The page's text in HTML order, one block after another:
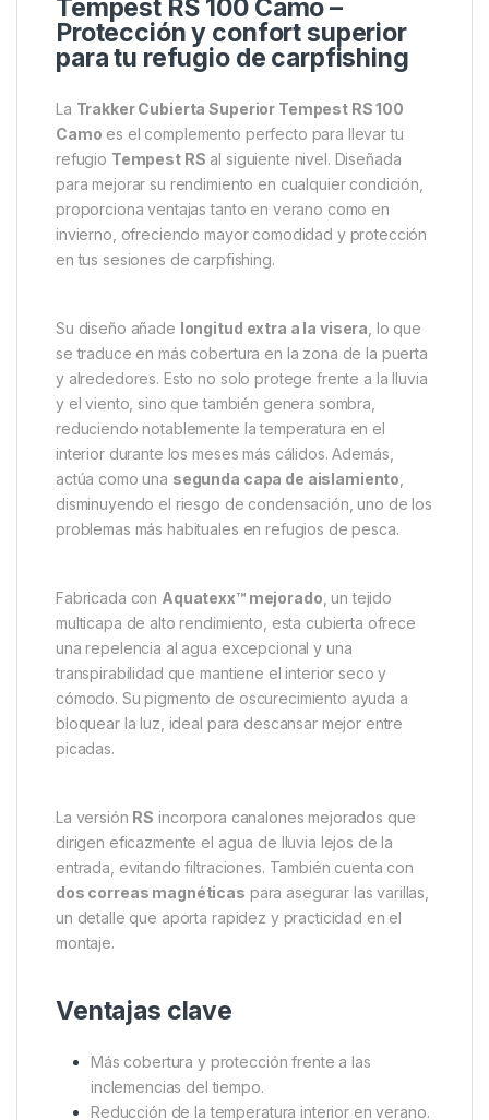
Descripción Specification
Trakker Cubierta Superior
Tempest RS 100 Camo –
para tu refugio de carpfishing
LaTrakker Cubierta Superior Tempest RS 100
Camoes el complemento perfecto para llevar tu
refugioTempest RSal siguiente nivel. Diseñada
para mejorar su rendimiento en cualquier condición,
proporciona ventajas tanto en verano como en
invierno, ofreciendo mayor comodidad y protección
en tus sesiones de carpfishing.
Su diseño añadelongitud extra a la visera, lo que
se traduce en más cobertura en la zona de la puerta
y alrededores. Esto no solo protege frente a la lluvia
y el viento, sino que también genera sombra,
reduciendo notablemente la temperatura en el
interior durante los meses más cálidos. Además,
actúa como una
Fabricada conAquatexx™ mejorado, un tejido
multicapa de alto rendimiento, esta cubierta ofrece
una repelencia al agua excepcional y una
transpirabilidad que mantiene el interior seco y
picadas.
La versiónRSincorpora canalones mejorados que
dirigen eficazmente el agua de lluvia lejos de la